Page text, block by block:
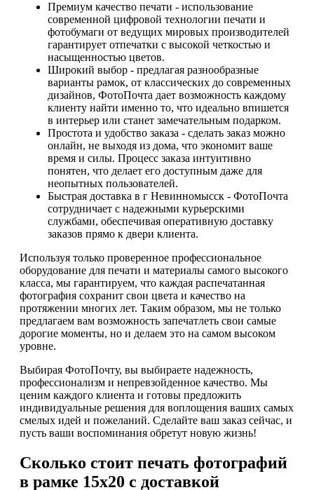
Премиум качество печати - использование
современной цифровой технологии печати и
фотобумаги от ведущих мировых производителей
гарантирует отпечатки с высокой четкостью и
насыщенностью цветов.
Широкий выбор - предлагая разнообразные
варианты рамок, от классических до современных
дизайнов, ФотоПочта дает возможность каждому
клиенту найти именно то, что идеально впишется
в интерьер или станет замечательным подарком.
Простота и удобство заказа - сделать заказ можно
онлайн, не выходя из дома, что экономит ваше
время и силы. Процесс заказа интуитивно
понятен, что делает его доступным даже для
неопытных пользователей.
Быстрая доставка в г Невинномысск - ФотоПочта
сотрудничает с надежными курьерскими
службами, обеспечивая оперативную доставку
заказов прямо к двери клиента.
Используя только проверенное профессиональное
оборудование для печати и материалы самого высокого
класса, мы гарантируем, что каждая распечатанная
фотография сохранит свои цвета и качество на
протяжении многих лет. Таким образом, мы не только
предлагаем вам возможность запечатлеть свои самые
дорогие моменты, но и делаем это на самом высоком
уровне.
Выбирая ФотоПочту, вы выбираете надежность,
профессионализм и непревзойденное качество. Мы
ценим каждого клиента и готовы предложить
индивидуальные решения для воплощения ваших самых
смелых идей и пожеланий. Сделайте ваш заказ сейчас, и
пусть ваши воспоминания обретут новую жизнь!
Сколько стоит печать фотографий
в рамке 15х20 с доставкой